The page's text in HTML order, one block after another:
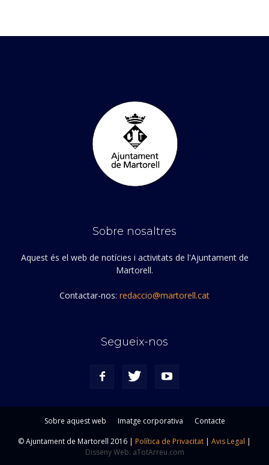
Sobre nosaltres
Aquest és el web de notícies i activitats de l'Ajuntament de
Martorell.
Contactar-nos: redaccio@martorell.cat
Segueix-nos
Sobre aquest web Imatge corporativa
Contacte
© Ajuntament de Martorell 2016 | Política de Privacitat | Avis Legal |
Disseny Web: aTotArreu.com